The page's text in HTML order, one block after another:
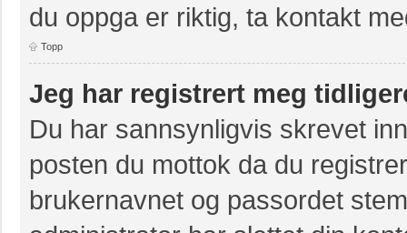
du oppga er riktig, ta kontakt
Topp
Jeg har registrert meg
Du har sannsynligvis skrevet
posten du mottok da du
brukernavnet og passordet